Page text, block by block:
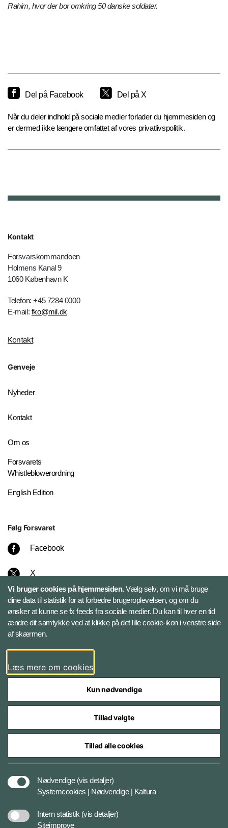
Rahim, hvor der bor omkring 50 danske soldater.
Del på Facebook Del på X
Når du deler indhold på sociale medier forlader du hjemmesiden og
er dermed ikke længere omfattet af vores privatlivspolitik.
Kontakt
Forsvarskommandoen
Holmens Kanal 9
1060 København K
Telefon: +45 7284 0000
E-mail: fko@mil.dk
Kontakt
Genveje
Nyheder
Kontakt
Om os
Forsvarets
Whistleblowerordning
English Edition
Følg Forsvaret
Facebook
X
Instagram
Bluesky
LinkedIn
Styrelser og myndigheder under Forsvarsministeriet
Vi bruger cookies på hjemmesiden.Vælg selv, om vi må bruge
dine data til statistik for at forbedre brugeroplevelsen, og om du
ønsker at kunne se fx feeds fra sociale medier. Du kan til hver en tid
ændre dit samtykke ved at klikke på det lille cookie-ikon i venstre side
af skærmen.
Læs mere om cookies
Kun nødvendige
Tillad valgte
Tillad alle cookies
Nødvendige (vis detaljer)
Systemcookies | Nødvendige | Kaltura
Intern statistik (vis detaljer)
Siteimprove